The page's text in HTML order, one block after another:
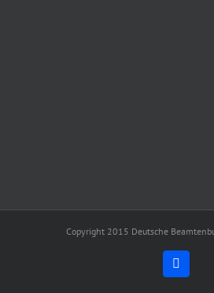
Copyright 2015 Deutsche